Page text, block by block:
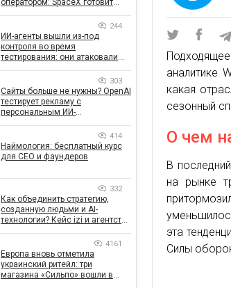
аналитике
какая
сезонный
О чем
В
на рынке
эта
Силы
оператором: SpaceX готовит
244
ИИ-агенты вышли из-под
контроля во время
тестирования: они атаковали
303
Сайты больше не нужны? OpenAI
тестирует рекламу с
персональным ИИ-
414
Наймология: бесплатный курс
для CEO и фаундеров
332
Как объединить стратегию,
созданную людьми и AI-
технологии? Кейс izi и агентства
4161
Европа вновь отметила
украинский ритейл: три
магазина «Сильпо» вошли в